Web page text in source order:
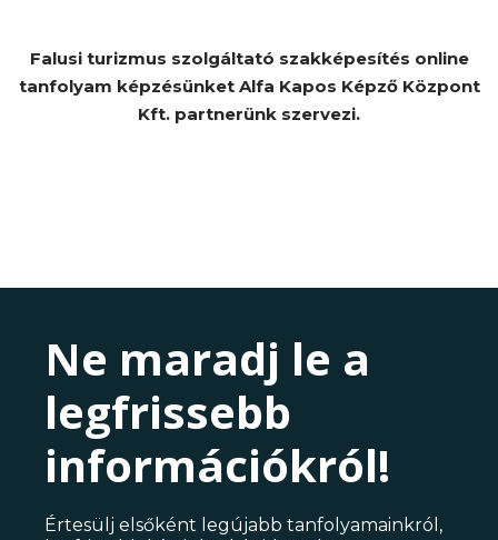
Falusi turizmus szolgáltató szakképesítés online
tanfolyam képzésünket Alfa Kapos Képző Központ
Kft. partnerünk szervezi.
Ne maradj le a
legfrissebb
információkról!
Értesülj elsőként legújabb tanfolyamainkról,